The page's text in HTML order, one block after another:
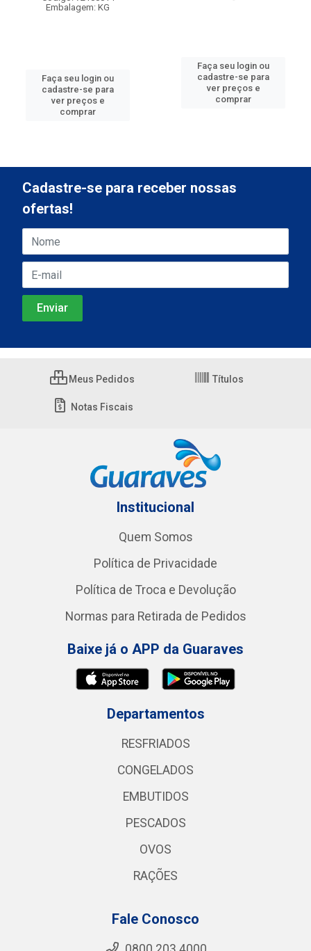
Embalagem: KG
Faça seu login ou
cadastre-se para
ver preços e
comprar
Faça seu login ou
cadastre-se para
ver preços e
comprar
Cadastre-se para receber nossas
ofertas!
Meus Pedidos Títulos
Notas Fiscais
Institucional
Quem Somos
Política de Privacidade
Política de Troca e Devolução
Normas para Retirada de Pedidos
Baixe já o APP da Guaraves
Departamentos
RESFRIADOS
CONGELADOS
EMBUTIDOS
PESCADOS
OVOS
RAÇÕES
Fale Conosco